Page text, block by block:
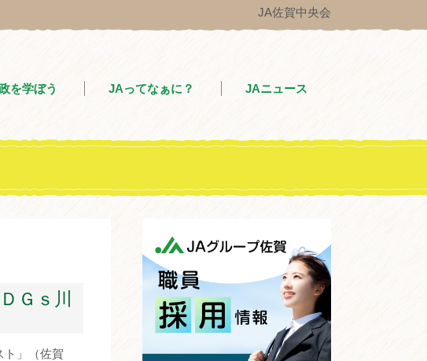
JA佐賀中央会
を学ぼう JAってなぁに？ JAニュース
Ｇｓ川
ト」（佐賀